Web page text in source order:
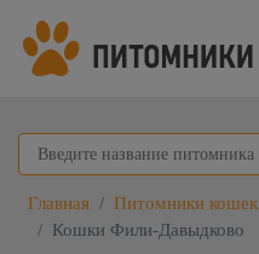
Главная Питомники кошек
Кошки Фили-Давыдково